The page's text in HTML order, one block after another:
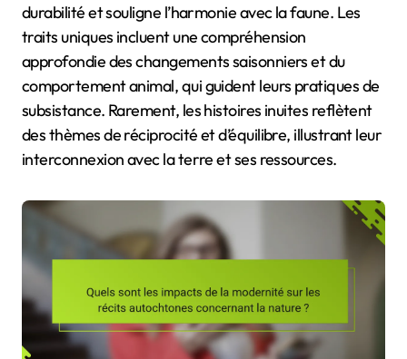
durabilité et souligne l’harmonie avec la faune. Les
traits uniques incluent une compréhension
approfondie des changements saisonniers et du
comportement animal, qui guident leurs pratiques de
subsistance. Rarement, les histoires inuites reflètent
des thèmes de réciprocité et d’équilibre, illustrant leur
interconnexion avec la terre et ses ressources.